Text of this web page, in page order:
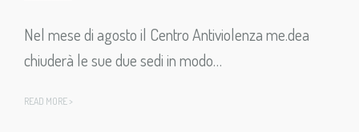
Nel mese di agosto il Centro Antiviolenza me.dea
chiuderà le sue due sedi in modo…
READ MORE >